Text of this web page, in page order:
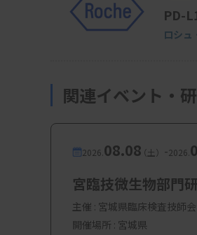
PD-
ロシュ
関連イベント・
2026. 08.08（土） -2026.
宮臨技微生物部門
主催 : 宮城県臨床検査技師会
開催場所 : 宮城県